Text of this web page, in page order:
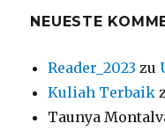
NEUESTE
Reader_2023 zu
Kuliah Terbaik
Taunya